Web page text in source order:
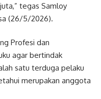
tegas Samloy
(26/5/2026).
Profesi dan
agar bertindak
satu terduga pelaku
merupakan anggota